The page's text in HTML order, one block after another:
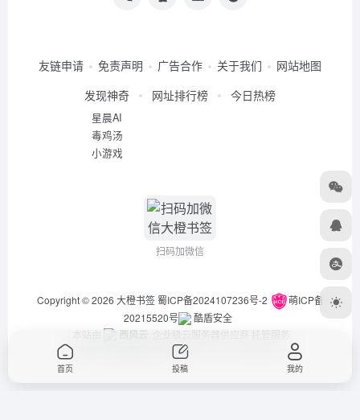
友链申请 免责声明 广告合作 关于我们
网站地图
发现神奇
星晨AI
毒鸡汤
小游戏
网址排行榜 今日热榜
扫码加微信
Copyright © 2026 大橙书签 蜀ICP备2024107236号-2
萌ICP备
20215520号
酷盾安全
本站由
西风云 企业级云服务器供应商 托管服务
违法举报/投稿等事物联系邮箱：arch_chen@qq.com
首页 投稿 我的